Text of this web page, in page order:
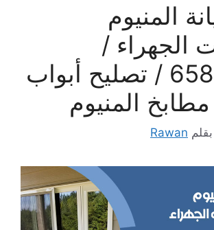
المنيوم
الجهراء /
65857744 / تصليح أبواب
المنيوم
بقلم Rawan